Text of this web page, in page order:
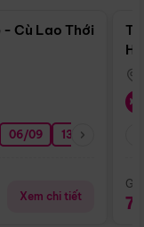
- Cù Lao Thới
06/09 13/09
Xem chi tiết